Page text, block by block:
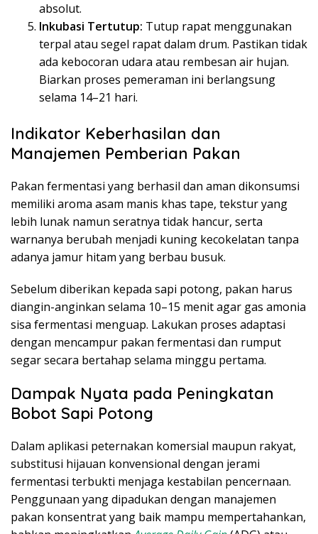
absolut.
Inkubasi Tertutup: Tutup rapat menggunakan
terpal atau segel rapat dalam drum. Pastikan tidak
ada kebocoran udara atau rembesan air hujan.
Biarkan proses pemeraman ini berlangsung
selama 14–21 hari.
Indikator Keberhasilan dan
Manajemen Pemberian Pakan
Pakan fermentasi yang berhasil dan aman dikonsumsi
memiliki aroma asam manis khas tape, tekstur yang
lebih lunak namun seratnya tidak hancur, serta
warnanya berubah menjadi kuning kecokelatan tanpa
adanya jamur hitam yang berbau busuk.
Sebelum diberikan kepada sapi potong, pakan harus
diangin-anginkan selama 10–15 menit agar gas amonia
sisa fermentasi menguap. Lakukan proses adaptasi
dengan mencampur pakan fermentasi dan rumput
segar secara bertahap selama minggu pertama.
Dampak Nyata pada Peningkatan
Bobot Sapi Potong
Dalam aplikasi peternakan komersial maupun rakyat,
substitusi hijauan konvensional dengan jerami
fermentasi terbukti menjaga kestabilan pencernaan.
Penggunaan yang dipadukan dengan manajemen
pakan konsentrat yang baik mampu mempertahankan,